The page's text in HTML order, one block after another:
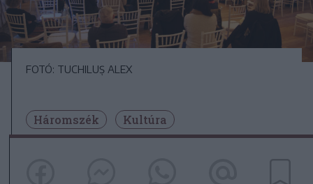
FOTÓ: TUCHILUȘ ALEX
Háromszék Kultúra